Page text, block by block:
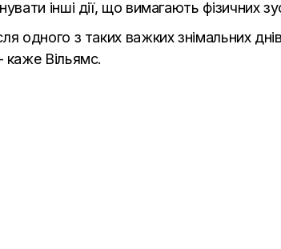
інші дії, що вимагають фізичних
одного з таких важких знімальних
каже Вільямс.